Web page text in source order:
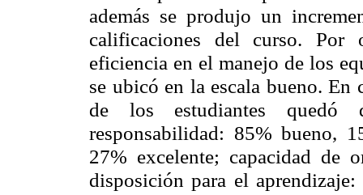
además se produjo un
calificaciones del curso. Por
eficiencia en el manejo de los
se ubicó en la escala bueno. En
de los estudiantes quedó
responsabilidad: 85% bueno,
27% excelente; capacidad de
disposición para el